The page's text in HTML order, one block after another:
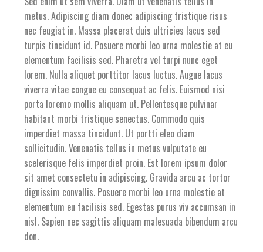
metus. Adipiscing diam donec adipiscing tristique risus
nec feugiat in. Massa placerat duis ultricies lacus sed
turpis tincidunt id. Posuere morbi leo urna molestie at eu
elementum facilisis sed. Pharetra vel turpi nunc eget
lorem. Nulla aliquet porttitor lacus luctus. Augue lacus
viverra vitae congue eu consequat ac felis. Euismod nisi
porta loremo mollis aliquam ut. Pellentesque pulvinar
habitant morbi tristique senectus. Commodo quis
imperdiet massa tincidunt. Ut portti eleo diam
sollicitudin. Venenatis tellus in metus vulputate eu
scelerisque felis imperdiet proin. Est lorem ipsum dolor
sit amet consectetu in adipiscing. Gravida arcu ac tortor
dignissim convallis. Posuere morbi leo urna molestie at
elementum eu facilisis sed. Egestas purus viv accumsan in
nisl. Sapien nec sagittis aliquam malesuada bibendum arcu
don.